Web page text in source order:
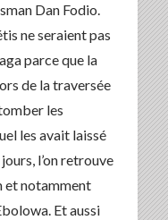
Dan Fodio.
ne seraient pas
parce que la
de la traversée
les
les avait laissé
l’on retrouve
et notamment
Et aussi